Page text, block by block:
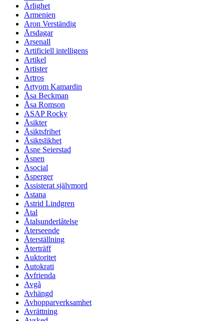
Ärlighet
Armenien
Aron Verständig
Årsdagar
Arsenall
Artificiell intelligens
Artikel
Artister
Artros
Artyom Kamardin
Åsa Beckman
Åsa Romson
ASAP Rocky
Åsikter
Åsiktsfrihet
Åsiktslikhet
Åsne Seierstad
Åsnen
Asocial
Asperger
Assisterat självmord
Astana
Astrid Lindgren
Åtal
Åtalsunderlåtelse
Återseende
Återställning
Återträff
Auktoritet
Autokrati
Avfrienda
Avgå
Avhängd
Avhopparverksamhet
Avrättning